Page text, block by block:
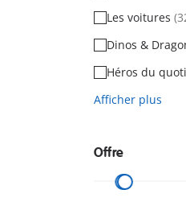
Les voitures
Dinos &
Héros du
Afficher plus
Offre